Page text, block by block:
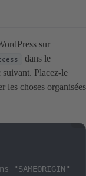
sur
dans le
suivant. Placez-le
les choses organisées
"SAMEORIGIN"